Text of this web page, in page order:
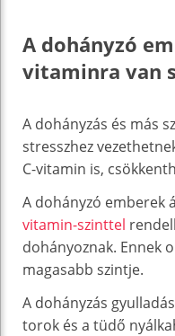
A dohányzó
vitaminra van
A dohányzás és más
stresszhez
C-vitamin is,
A dohányzó emberek
vitamin-szinttel
dohányoznak. Ennek
magasabb szintje.
A dohányzás
torok és a tüdő